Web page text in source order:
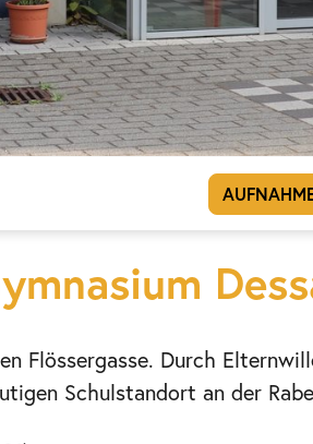
Flössergasse. Durch
Schulstandort an der